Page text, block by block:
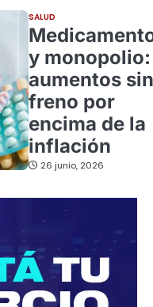
SALUD
y monopolio:
aumentos sin
freno por
encima de la
inflación
26 junio, 2026